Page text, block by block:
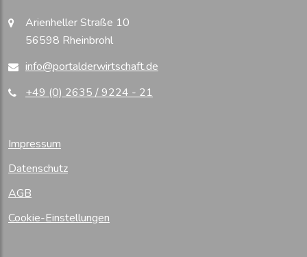
Arienheller Straße 10
56598 Rheinbrohl
info@portalderwirtschaft.de
+49 (0) 2635 / 9224 - 21
Impressum
Datenschutz
AGB
Cookie-Einstellungen